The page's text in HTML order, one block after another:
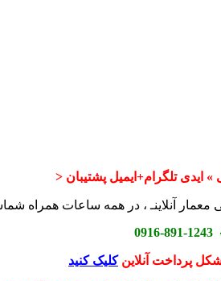
» ایدی تلگرام+ایمیل پشتیبان <
معمار آنلاینـ ، در همه ساعات همراه
»
پرداخت آنلاینکلیک کنید